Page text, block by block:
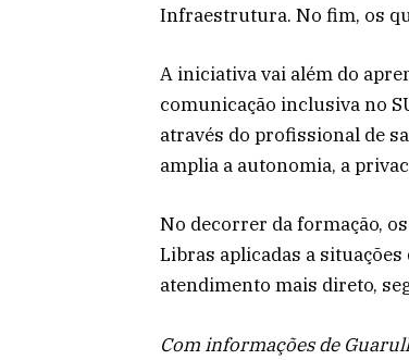
Infraestrutura. No fim, os
A iniciativa vai além do
comunicação inclusiva no
através do profissional de
amplia a autonomia, a
No decorrer da formação,
Libras aplicadas a
atendimento mais direto,
Com informações de